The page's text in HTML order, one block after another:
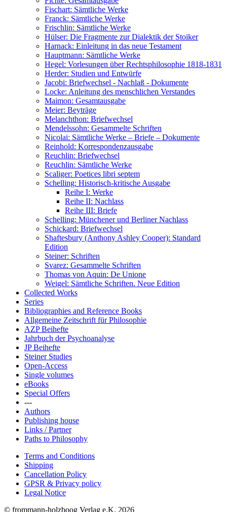
Fischart: Sämtliche Werke
Franck: Sämtliche Werke
Frischlin: Sämtliche Werke
Hülser: Die Fragmente zur Dialektik der Stoiker
Harnack: Einleitung in das neue Testament
Hauptmann: Sämtliche Werke
Hegel: Vorlesungen über Rechtsphilosophie 1818-1831
Herder: Studien und Entwürfe
Jacobi: Briefwechsel - Nachlaß - Dokumente
Locke: Anleitung des menschlichen Verstandes
Maimon: Gesamtausgabe
Meier: Beyträge
Melanchthon: Briefwechsel
Mendelssohn: Gesammelte Schriften
Nicolai: Sämtliche Werke – Briefe – Dokumente
Reinhold: Korrespondenzausgabe
Reuchlin: Briefwechsel
Reuchlin: Sämtliche Werke
Scaliger: Poetices libri septem
Schelling: Historisch-kritische Ausgabe
Reihe I: Werke
Reihe II: Nachlass
Reihe III: Briefe
Schelling: Münchener und Berliner Nachlass
Schickard: Briefwechsel
Shaftesbury (Anthony Ashley Cooper): Standard
Edition
Steiner: Schriften
Svarez: Gesammelte Schriften
Thomas von Aquin: De Unione
Weigel: Sämtliche Schriften. Neue Edition
Collected Works
Series
Bibliographies and Reference Books
Allgemeine Zeitschrift für Philosophie
AZP Beihefte
Jahrbuch der Psychoanalyse
JP Beihefte
Steiner Studies
Open-Access
Single volumes
eBooks
Special Offers
---
Authors
Publishing house
Links / Partner
Paths to Philosophy
Terms and Conditions
Shipping
Cancellation Policy
GPSR & Privacy policy
Legal Notice
© frommann-holzboog Verlag e.K. 2026